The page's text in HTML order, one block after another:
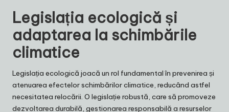
Legislația ecologică și
adaptarea la schimbările
climatice
Legislația ecologică joacă un rol fundamental în prevenirea și
atenuarea efectelor schimbărilor climatice, reducând astfel
necesitatea relocării. O legislație robustă, care să promoveze
dezvoltarea durabilă, gestionarea responsabilă a resurselor